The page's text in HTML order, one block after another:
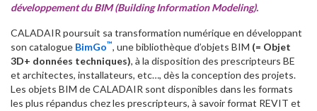
développement du BIM (Building Information Modeling).
CALADAIR poursuit sa transformation numérique en développant
son catalogue BimGo™, une bibliothèque d’objets BIM (= Objet
3D+ données techniques), à la disposition des prescripteurs BE
et architectes, installateurs, etc…, dès la conception des projets.
Les objets BIM de CALADAIR sont disponibles dans les formats
les plus répandus chez les prescripteurs, à savoir format REVIT et